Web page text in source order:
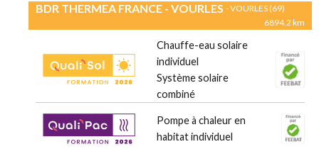
BDR THERMEA FRANCE - VOURLES - VOURLES (69)
6894.2 km
Chauffe-eau solaire
individuel
Système solaire
combiné
Pompe à chaleur en
habitat individuel